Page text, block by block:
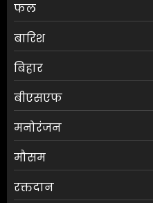
फल
बारिश
बिहार
बीएसएफ
मनोरंजन
मौसम
रक्तदान
विजेता